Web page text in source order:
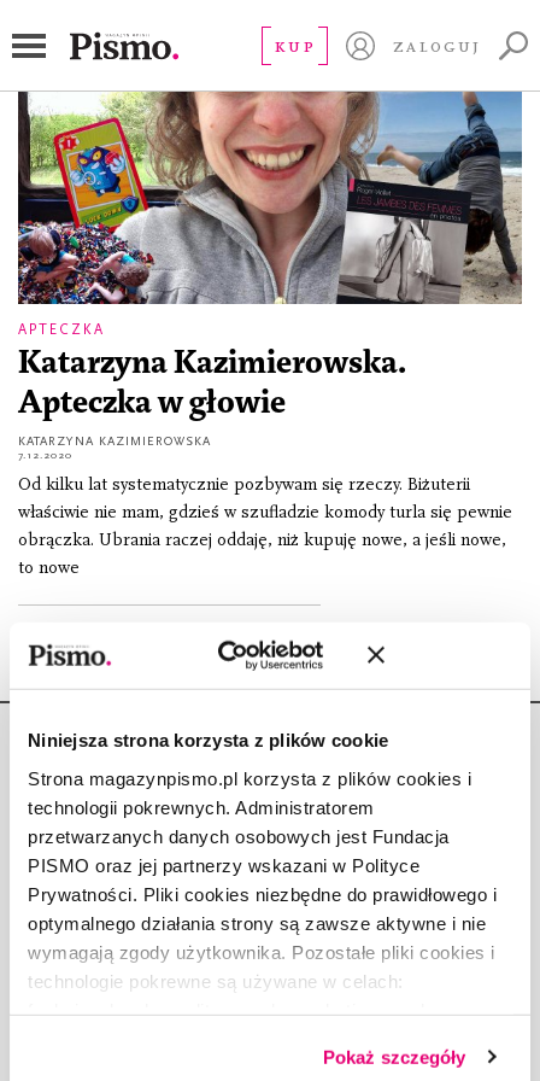
Niniejsza strona korzysta z plików cookie
Strona magazynpismo.pl korzysta z plików cookies i
technologii pokrewnych. Administratorem
przetwarzanych danych osobowych jest Fundacja
PISMO oraz jej partnerzy wskazani w Polityce
Prywatności. Pliki cookies niezbędne do prawidłowego i
optymalnego działania strony są zawsze aktywne i nie
wymagają zgody użytkownika. Pozostałe pliki cookies i
technologie pokrewne są używane w celach:
dobrowolną zgodę na pliki cookies i technologie
Pokaż szczegóły
KUP ZALOGUJ
APTECZKA
Katarzyna Kazimierowska.
Apteczka w głowie
KATARZYNA KAZIMIEROWSKA
7.12.2020
Od kilku lat systematycznie pozbywam się rzeczy. Biżuterii
właściwie nie mam, gdzieś w szufladzie komody turla się pewnie
obrączka. Ubrania raczej oddaję, niż kupuję nowe, a jeśli nowe,
to nowe
Copyright © Fundacja Pismo
O „PIŚMIE”
ABOUT PISMO
FACT-CHECKING W „PIŚMIE”